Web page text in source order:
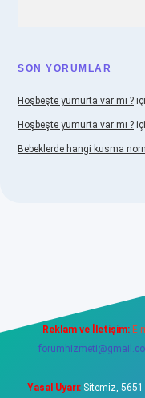
SON YORUMLAR
Hoşbeşte yumurta var mı ?
Hoşbeşte yumurta var mı ?
Bebeklerde hangi kusma
Reklam ve İletişim: E-
Yasal Uyarı:Sitemiz, 5651